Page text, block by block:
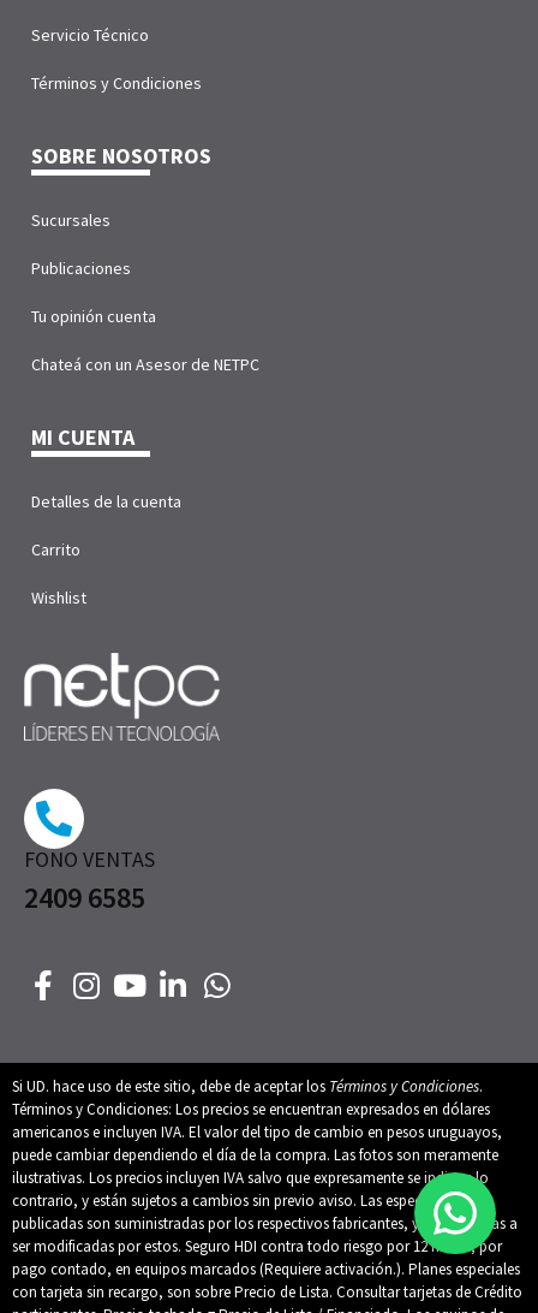
FONO VENTAS
2409 6585
Servicio Técnico
Términos y Condiciones
SOBRE NOSOTROS
Sucursales
Publicaciones
Tu opinión cuenta
Chateá con un Asesor de NETPC
MI CUENTA
Detalles de la cuenta
Carrito
Wishlist
Si UD. hace uso de este sitio, debe de aceptar los Términos y Condiciones.
Términos y Condiciones: Los precios se encuentran expresados en dólares
americanos e incluyen IVA. El valor del tipo de cambio en pesos uruguayos,
puede cambiar dependiendo el día de la compra. Las fotos son meramente
ilustrativas. Los precios incluyen IVA salvo que expresamente se indique lo
contrario, y están sujetos a cambios sin previo aviso. Las especificaciones
publicadas son suministradas por los respectivos fabricantes, y están sujetas a
ser modificadas por estos. Seguro HDI contra todo riesgo por 12 meses, por
pago contado, en equipos marcados (Requiere activación.). Planes especiales
con tarjeta sin recargo, son sobre Precio de Lista. Consultar tarjetas de Crédito